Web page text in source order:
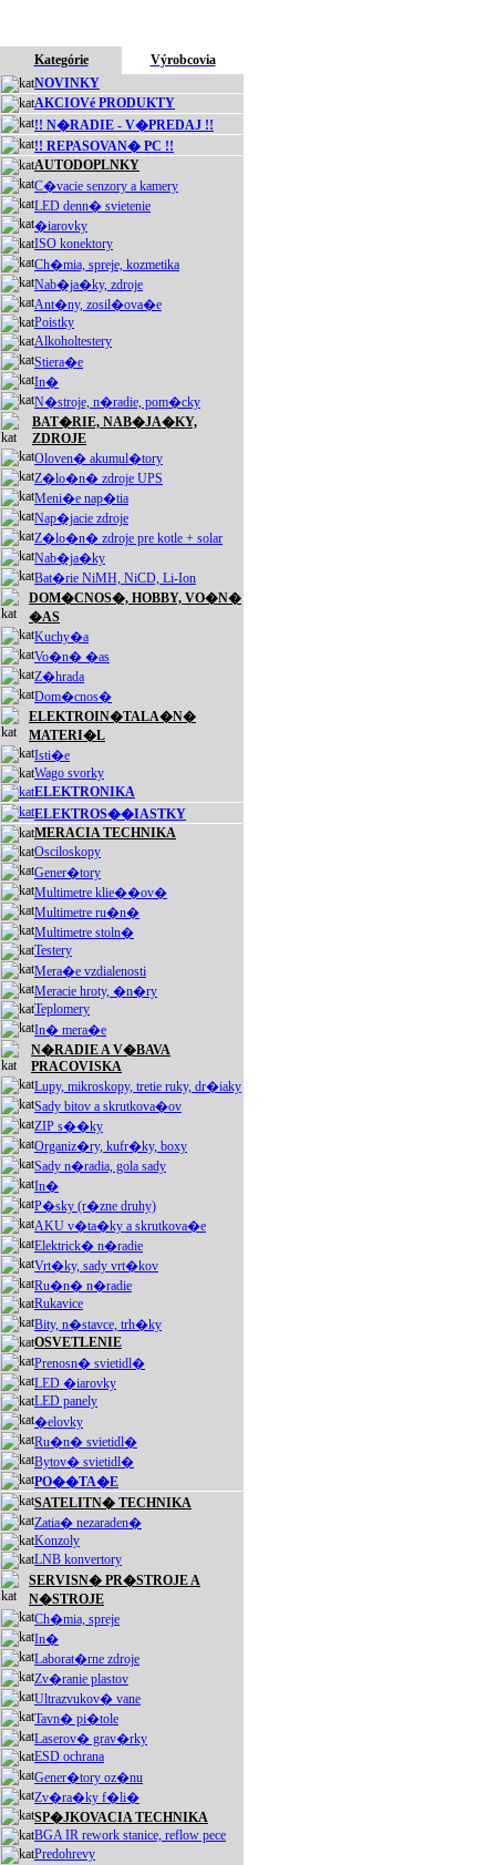
Kategórie
Výrobcovia
NOVINKY
AKCIOVé PRODUKTY
!! N�RADIE - V�PREDAJ !!
!! REPASOVAN� PC !!
AUTODOPLNKY
C�vacie senzory a kamery
LED denn� svietenie
�iarovky
ISO konektory
Ch�mia, spreje, kozmetika
Nab�ja�ky, zdroje
Ant�ny, zosil�ova�e
Poistky
Alkoholtestery
Stiera�e
In�
N�stroje, n�radie, pom�cky
BAT�RIE, NAB�JA�KY,
ZDROJE
Oloven� akumul�tory
Z�lo�n� zdroje UPS
Meni�e nap�tia
Nap�jacie zdroje
Z�lo�n� zdroje pre kotle + solar
Nab�ja�ky
Bat�rie NiMH, NiCD, Li-Ion
DOM�CNOS�, HOBBY, VO�N�
�AS
Kuchy�a
Vo�n� �as
Z�hrada
Dom�cnos�
ELEKTROIN�TALA�N�
MATERI�L
Isti�e
Wago svorky
ELEKTRONIKA
ELEKTROS��IASTKY
MERACIA TECHNIKA
Osciloskopy
Gener�tory
Multimetre klie��ov�
Multimetre ru�n�
Multimetre stoln�
Testery
Mera�e vzdialenosti
Meracie hroty, �n�ry
Teplomery
In� mera�e
N�RADIE A V�BAVA
PRACOVISKA
Lupy, mikroskopy, tretie ruky, dr�iaky
Sady bitov a skrutkova�ov
ZIP s��ky
Organiz�ry, kufr�ky, boxy
Sady n�radia, gola sady
In�
P�sky (r�zne druhy)
AKU v�ta�ky a skrutkova�e
Elektrick� n�radie
Vrt�ky, sady vrt�kov
Ru�n� n�radie
Rukavice
Bity, n�stavce, trh�ky
OSVETLENIE
Prenosn� svietidl�
LED �iarovky
LED panely
�elovky
Ru�n� svietidl�
Bytov� svietidl�
PO��TA�E
SATELITN� TECHNIKA
Zatia� nezaraden�
Konzoly
LNB konvertory
SERVISN� PR�STROJE A
N�STROJE
Ch�mia, spreje
In�
Laborat�rne zdroje
Zv�ranie plastov
Ultrazvukov� vane
Tavn� pi�tole
Laserov� grav�rky
ESD ochrana
Gener�tory oz�nu
Zv�ra�ky f�li�
SP�JKOVACIA TECHNIKA
BGA IR rework stanice, reflow pece
Predohrevy